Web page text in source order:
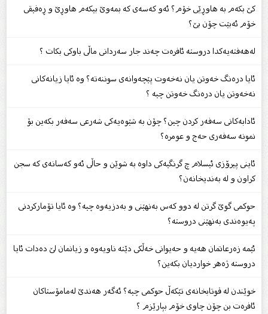
کێ بکەم بە هاوڕێى خۆم؟ ئەو کەسەى کە بمەوێ بیکەم هاوڕێ و ڕەفیقى
خۆم ئەبێت چۆن بێ؟
لەهەفتەیەکدا دروستە ئافرەت چەند جار سەردانی ماڵی باوکی بکات ؟
ئایا درەنگ خەوتن یان نەخەوت پێچەوانەى سوننەتە؟ وە ئایا زیانەکانى
نەخەوتن یان درەنگ خەوتن چیە ؟
ئادابەکانى سەفەر کردن چین؟ چۆن بە شێوەیەکى شەرعى سەفەر بکەین بۆ
نمونە سەفەرى حەج و عومرە؟
ئاینى پیرۆزى ئیسلام چ گرنگیەکى داوە بە شوێن و حاڵى ئەو کەسانەى کە سجن
کراون و لە بەندیخانەن؟
حوکمى گوێ گرتن لە دوو کەس بەنهێنى و بەدزیەوە چیە؟ وە ئایا تۆمارکردنى
پەیوەندی بەنهێنى دروستە؟
ئێمە زەرعاتمان هەیە و حەیوانى خەڵکى دێتە ناویەوە و زیانمان لێ دەدات ئایا
دروستە ژەهر خواردیان بکەین؟
خوێندن لە قوتابخانەى تێکەڵ حوکمى چیە؟ ئەگەر هەندێ لەمامۆستاکان
ئافرەت بن چۆن چاوی خۆم بپارێزم ؟